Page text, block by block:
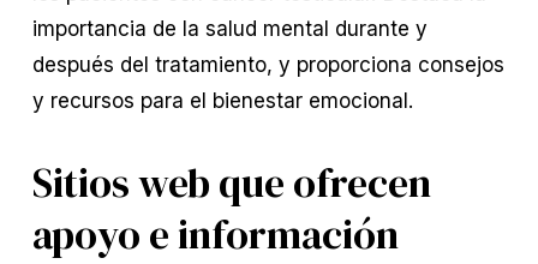
importancia de la salud mental durante y
después del tratamiento, y proporciona consejos
y recursos para el bienestar emocional.
Sitios web que ofrecen
apoyo e información